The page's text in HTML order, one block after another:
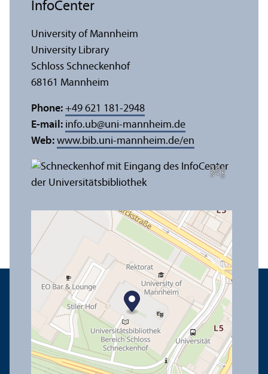
C
r
e
di
t:
A
n
n
a
L
o
g
u
e
InfoCenter
University of Mannheim
University Library
Schloss Schneckenhof
68161 Mannheim
Phone: +49 621 181-2948
E-mail: info.ub@uni-mannheim.de
Web: www.bib.uni-mannheim.de/en